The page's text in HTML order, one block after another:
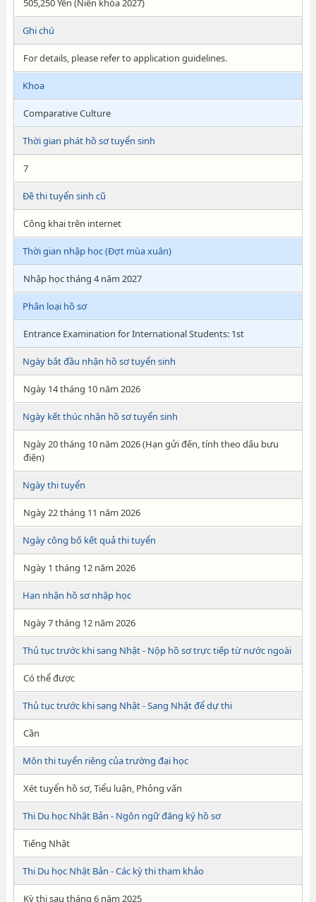
505,250 Yên (Niên khóa 2027)
Ghi chú
For details, please refer to application guidelines.
Khoa
Comparative Culture
Thời gian phát hồ sơ tuyển sinh
7
Đề thi tuyển sinh cũ
Công khai trên internet
Thời gian nhập học (Đợt mùa xuân)
Nhập học tháng 4 năm 2027
Phân loại hồ sơ
Entrance Examination for International Students: 1st
Ngày bắt đầu nhận hồ sơ tuyển sinh
Ngày 14 tháng 10 năm 2026
Ngày kết thúc nhận hồ sơ tuyển sinh
Ngày 20 tháng 10 năm 2026 (Hạn gửi đến, tính theo dấu bưu
điện)
Ngày thi tuyển
Ngày 22 tháng 11 năm 2026
Ngày công bố kết quả thi tuyển
Ngày 1 tháng 12 năm 2026
Hạn nhận hồ sơ nhập học
Ngày 7 tháng 12 năm 2026
Thủ tục trước khi sang Nhật - Nộp hồ sơ trực tiếp từ nước ngoài
Có thể được
Thủ tục trước khi sang Nhật - Sang Nhật để dự thi
Cần
Môn thi tuyển riêng của trường đại học
Xét tuyển hồ sơ, Tiểu luận, Phỏng vấn
Thi Du học Nhật Bản - Ngôn ngữ đăng ký hồ sơ
Tiếng Nhật
Thi Du học Nhật Bản - Các kỳ thi tham khảo
Kỳ thi sau tháng 6 năm 2025